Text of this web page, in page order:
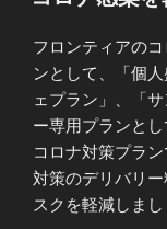
日:
フロンティアの
ンとして、「個
ェプラン」、「
ー専用プランと
コロナ対策プラ
対策のデリバリ
スクを軽減しまし